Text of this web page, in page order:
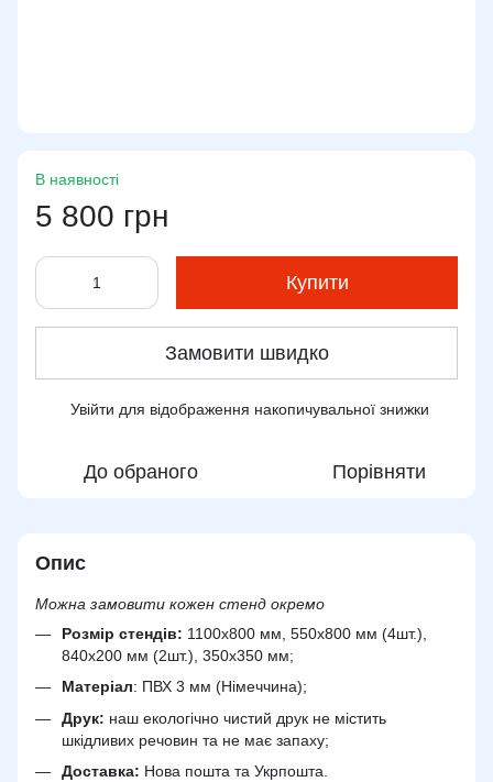
В наявності
5 800 грн
Купити
Замовити швидко
Увійти для відображення накопичувальної знижки
До обраного Порівняти
Опис
Можна замовити кожен стенд окремо
Розмір стендів: 1100х800 мм, 550х800 мм (4шт.),
840х200 мм (2шт.), 350х350 мм;
Матеріал: ПВХ 3 мм (Німеччина);
Друк: наш екологічно чистий друк не містить
шкідливих речовин та не має запаху;
Доставка: Нова пошта та Укрпошта.